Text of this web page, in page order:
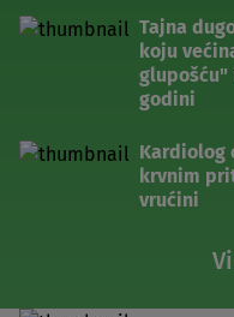
Tajna
koju
glupošću"
godini
Kardiolog
krvnim
vrućini